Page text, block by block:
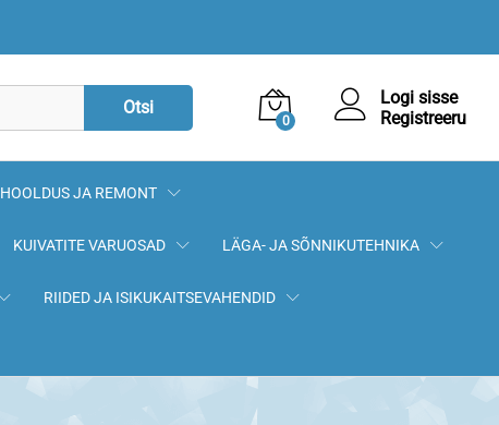
Otsi
0
Logi sisse
Registreeru
HOOLDUS JA REMONT
KUIVATITE VARUOSAD LÄGA- JA SÕNNIKUTEHNIKA
RIIDED JA ISIKUKAITSEVAHENDID